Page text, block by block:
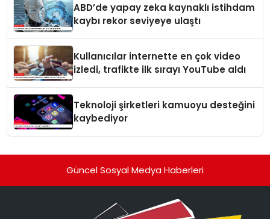
ABD’de yapay zeka kaynaklı istihdam
kaybı rekor seviyeye ulaştı
Kullanıcılar internette en çok video
izledi, trafikte ilk sırayı YouTube aldı
Teknoloji şirketleri kamuoyu desteğini
kaybediyor
Güncel Sosyal Medya Haberleri